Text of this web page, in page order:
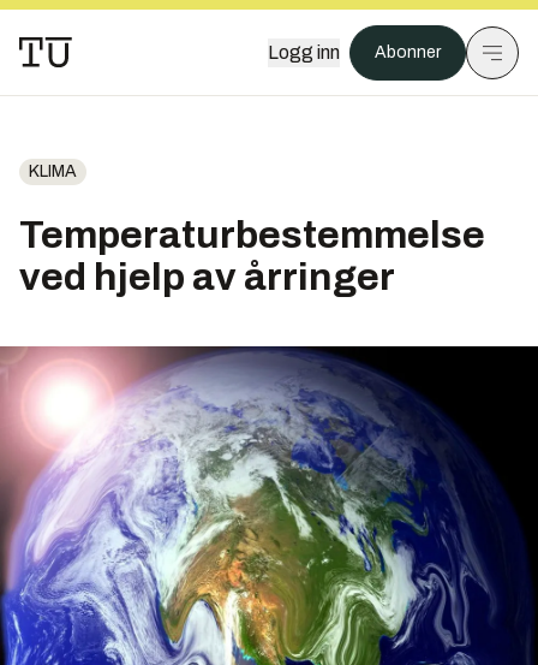
Logg inn Abonner
KLIMA
Temperaturbestemmelse
ved hjelp av årringer